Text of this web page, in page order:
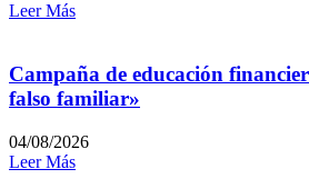
Leer Más
Campaña de educación
falso familiar»
04/08/2026
Leer Más